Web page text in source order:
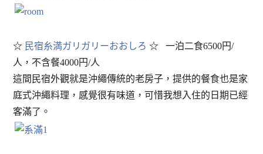
☆ 民宿糸満ガリガリーおおしろ ☆ 一泊二食6500円/
人，不含餐4000円/人
這間民宿外觀就是沖繩傳統的老房子，提供的餐食也是家
庭式沖繩料理，感覺很有味道，可惜我想入住的日期已經
客滿了。